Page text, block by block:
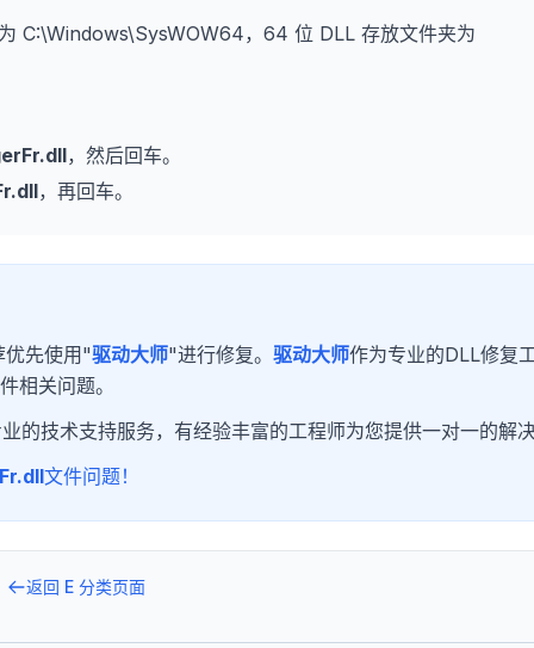
C:\Windows\SysWOW64，64 位 DLL 存放文件夹为
，然后回车。
，再回车。
优先使用"驱动大师"进行修复。 驱动大师作为专业的DLL修复
相关问题。
的技术支持服务，有经验丰富的工程师为您提供一对一的解决
文件问题！
返回 E 分类页面